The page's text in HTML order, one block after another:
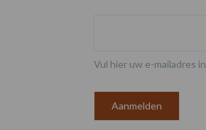
Vul hier uw e-mailadres in